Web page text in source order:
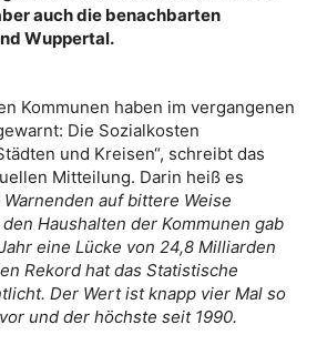
auch die benachbarten
Wuppertal.
Kommunen haben im vergangenen
Die Sozialkosten
und Kreisen“, schreibt das
Mitteilung. Darin heiß es
auf bittere Weise
Haushalten der Kommunen gab
eine Lücke von 24,8 Milliarden
Rekord hat das Statistische
Der Wert ist knapp vier Mal so
und der höchste seit 1990.